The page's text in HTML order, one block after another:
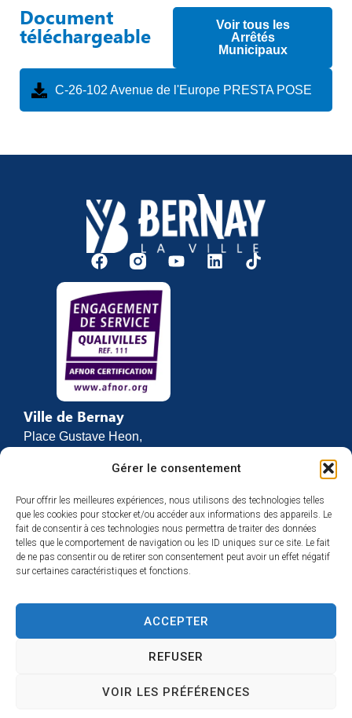
Gérer le consentement
Pour offrir les meilleures expériences, nous utilisons des technologies telles
que les cookies pour stocker et/ou accéder aux informations des appareils. Le
fait de consentir à ces technologies nous permettra de traiter des données
telles que le comportement de navigation ou les ID uniques sur ce site. Le fait
de ne pas consentir ou de retirer son consentement peut avoir un effet négatif
sur certaines caractéristiques et fonctions.
ACCEPTER
REFUSER
VOIR LES PRÉFÉRENCES
Document
téléchargeable
Voir tous les
Arrêtés
Municipaux
C-26-102 Avenue de l'Europe PRESTA POSE
Ville de Bernay
Place Gustave Heon,
27307 BERNAY
02 32 46 63 00
Contact
Horaires d’ouverture
Du lundi au vendredi :
et de 13h30 à 17h